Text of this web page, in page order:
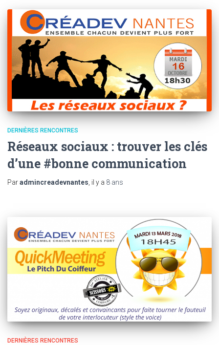
DERNIÈRES RENCONTRES
Réseaux sociaux : trouver les clés
d’une #bonne communication
Paradmincreadevnantes , il y a 8 ans
DERNIÈRES RENCONTRES